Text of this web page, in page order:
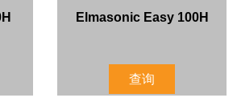
Elmasonic Easy 100H
查询